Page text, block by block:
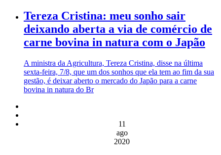
Tereza Cristina: meu sonho sair
deixando aberta a via de comércio de
carne bovina in natura com o Japão
A ministra da Agricultura, Tereza Cristina, disse na última
sexta-feira, 7/8, que um dos sonhos que ela tem ao fim da sua
gestão, é deixar aberto o mercado do Japão para a carne
bovina in natura do Br
11
ago
2020